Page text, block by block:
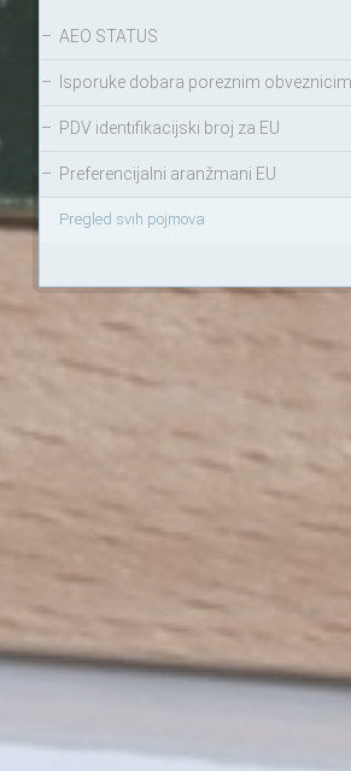
– AEO STATUS
– Isporuke dobara poreznim
– PDV identifikacijski broj za EU
– Preferencijalni aranžmani EU
Pregled svih pojmova